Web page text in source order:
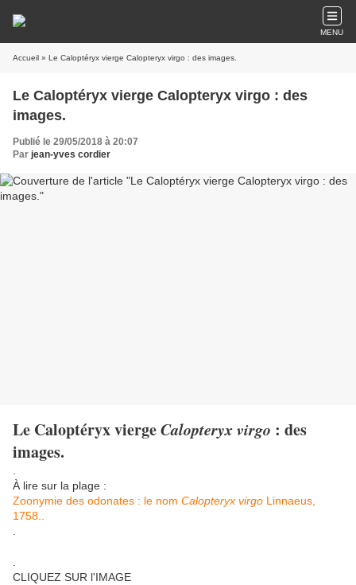
MENU
Accueil » Le Caloptéryx vierge Calopteryx virgo : des images.
Le Caloptéryx vierge Calopteryx virgo : des
images.
Publié le 29/05/2018 à 20:07
Par jean-yves cordier
Le Caloptéryx viergeCalopteryx virgo : des
images.
À lire sur la plage :
Zoonymie des odonates : le nom Calopteryx virgo Linnaeus,
1758..
CLIQUEZ SUR l'IMAGE